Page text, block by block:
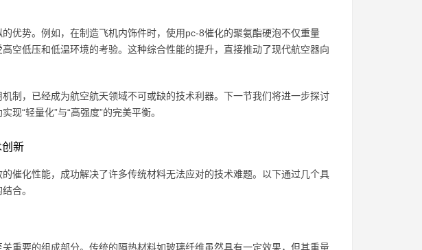
优势。例如，在制造飞机内饰件时，使用pc-8催化的聚氨酯硬泡不仅重量
空低压和低温环境的考验。这种综合性能的提升，直接推动了现代航空器向
制，已经成为航空航天领域不可或缺的技术利器。下一节我们将进一步探讨
“轻量化”与“高强度”的完美平衡。
新
催化性能，成功解决了许多传统材料无法应对的技术难题。以下通过几个具
合。
重要的组成部分。传统的隔热材料如玻璃纤维虽然具有一定效果，但其重量